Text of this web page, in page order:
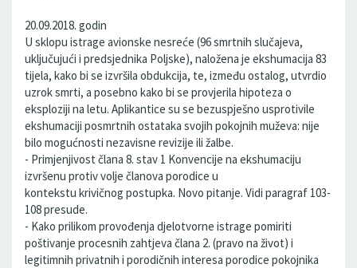
20.09.2018. godin
U sklopu istrage avionske nesreće (96 smrtnih slučajeva,
uključujući i predsjednika Poljske), naložena je ekshumacija 83
tijela, kako bi se izvršila obdukcija, te, između ostalog, utvrdio
uzrok smrti, a posebno kako bi se provjerila hipoteza o
eksploziji na letu. Aplikantice su se bezuspješno usprotivile
ekshumaciji posmrtnih ostataka svojih pokojnih muževa: nije
bilo mogućnosti nezavisne revizije ili žalbe.
- Primjenjivost člana 8. stav 1 Konvencije na ekshumaciju
izvršenu protiv volje članova porodice u
kontekstu krivičnog postupka. Novo pitanje. Vidi paragraf 103-
108 presude.
- Kako prilikom provođenja djelotvorne istrage pomiriti
poštivanje procesnih zahtjeva člana 2. (pravo na život) i
legitimnih privatnih i porodičnih interesa porodice pokojnika